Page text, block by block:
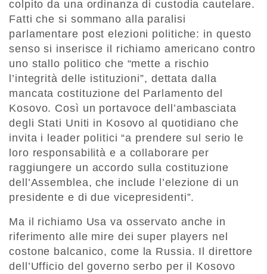
colpito da una ordinanza di custodia cautelare.
Fatti che si sommano alla paralisi
parlamentare post elezioni politiche: in questo
senso si inserisce il richiamo americano contro
uno stallo politico che “mette a rischio
l’integrità delle istituzioni”, dettata dalla
mancata costituzione del Parlamento del
Kosovo. Così un portavoce dell’ambasciata
degli Stati Uniti in Kosovo al quotidiano che
invita i leader politici “a prendere sul serio le
loro responsabilità e a collaborare per
raggiungere un accordo sulla costituzione
dell’Assemblea, che include l’elezione di un
presidente e di due vicepresidenti”.
Ma il richiamo Usa va osservato anche in
riferimento alle mire dei super players nel
costone balcanico, come la Russia. Il direttore
dell’Ufficio del governo serbo per il Kosovo